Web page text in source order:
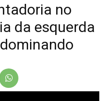
no
da esquerda